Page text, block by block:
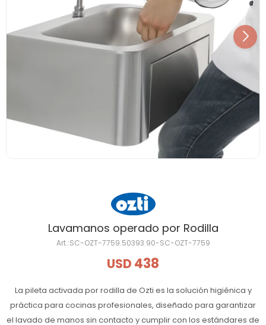
Lavamanos operado por Rodilla
SC-OZT-7759.50393.90-SC-OZT-7759
USD 438
La pileta activada por rodilla de Ozti es la solución higiénica y
práctica para cocinas profesionales, diseñado para garantizar
el lavado de manos sin contacto y cumplir con los estándares de